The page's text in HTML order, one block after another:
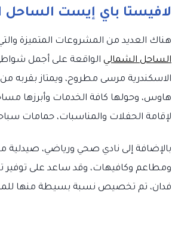
لافيستا باي إيست الساحل
هناك العديد من المشروعات المتميزة
الساحل الشمالي
الاسكندرية مرسى مطروح، ويمتاز بقربه
هاوس، وحولها كافة الخدمات وأبرزها
لإقامة الحفلات والمناسبات، حمامات
فدان، تم تخصيص نسبة بسيطة منها